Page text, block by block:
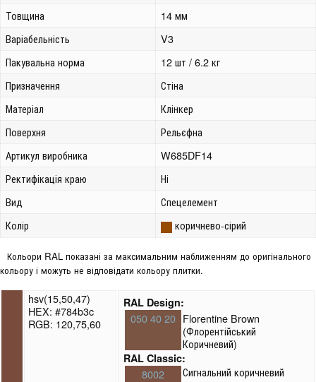
Товщина
14 мм
Варіабельність
V3
Пакувальна норма
12 шт / 6.2 кг
Призначення
Стіна
Матеріал
Клінкер
Поверхня
Рельєфна
Артикул виробника
W685DF14
Ректифікація краю
Ні
Вид
Спецелемент
Колір
коричнево-сірий
Кольори RAL показані за максимальним наближенням до оригінального
кольору і можуть не відповідати кольору плитки.
hsv(15,50,47)
HEX: #784b3c
RGB: 120,75,60
RAL Design:
050 40 20 Florentine Brown
(Флорентійський
Коричневий)
RAL Classic:
8002 Сигнальний коричневий